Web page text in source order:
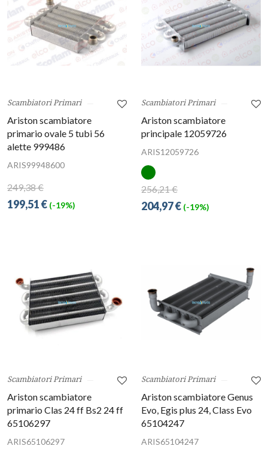
Scambiatori Primari
Ariston scambiatore
primario ovale 5 tubi 56
alette 999486
ARIS99948600
249,38 €
199,51 € (-19%)
Scambiatori Primari
Ariston scambiatore
principale 12059726
ARIS12059726
256,21 €
204,97 € (-19%)
Scambiatori Primari
Ariston scambiatore
primario Clas 24 ff Bs2 24 ff
65106297
ARIS65106297
Scambiatori Primari
Ariston scambiatore Genus
Evo, Egis plus 24, Class Evo
65104247
ARIS65104247